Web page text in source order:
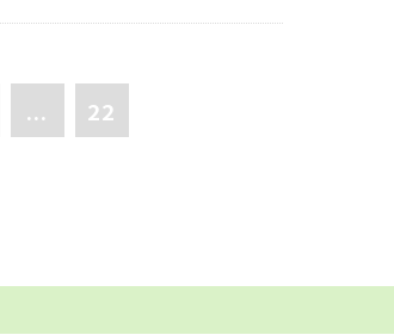
... 22